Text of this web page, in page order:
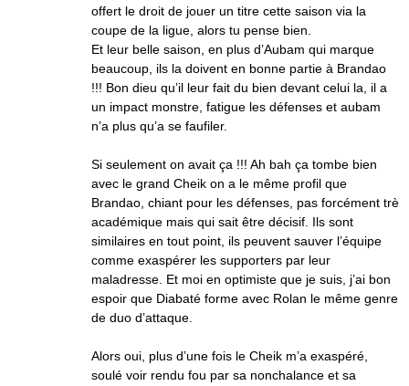
offert le droit de jouer un titre cette saison via la
coupe de la ligue, alors tu pense bien.
Et leur belle saison, en plus d’Aubam qui marque
beaucoup, ils la doivent en bonne partie à Brandao
!!! Bon dieu qu’il leur fait du bien devant celui la, il a
un impact monstre, fatigue les défenses et aubam
n’a plus qu’a se faufiler.
Si seulement on avait ça !!! Ah bah ça tombe bien
avec le grand Cheik on a le même profil que
Brandao, chiant pour les défenses, pas forcément trè
académique mais qui sait être décisif. Ils sont
similaires en tout point, ils peuvent sauver l’équipe
comme exaspérer les supporters par leur
maladresse. Et moi en optimiste que je suis, j’ai bon
espoir que Diabaté forme avec Rolan le même genre
de duo d’attaque.
Alors oui, plus d’une fois le Cheik m’a exaspéré,
soulé voir rendu fou par sa nonchalance et sa